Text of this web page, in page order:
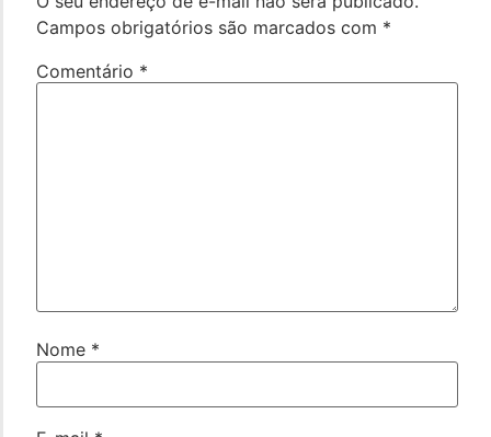
Campos obrigatórios são marcados com *
Comentário *
Nome *